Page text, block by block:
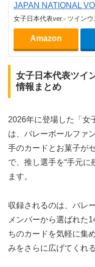
JAPAN NATIONAL
女子日本代表ver.- ツイン
Amazon
女子日本代表ツイ
情報まとめ
2026年に登場した「女
は、バレーボールファ
手のカードとお菓子が
で、推し選手を“手元に
ます。
収録されるのは、バレ
メンバーから選ばれた
ちのカードを気軽に集
みをさらに広げてくれ